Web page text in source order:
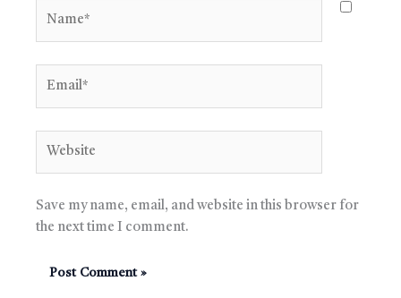
Save my name, email, and website in this browser for
the next time I comment.